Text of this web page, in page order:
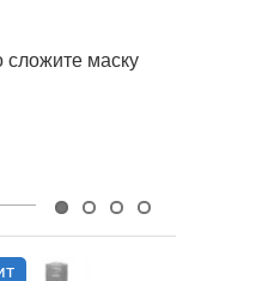
сложите маску